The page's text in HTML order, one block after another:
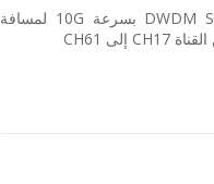
وحدة ‎DWDM SFP+‎ بسرعة ‎10G‎ لمسافة